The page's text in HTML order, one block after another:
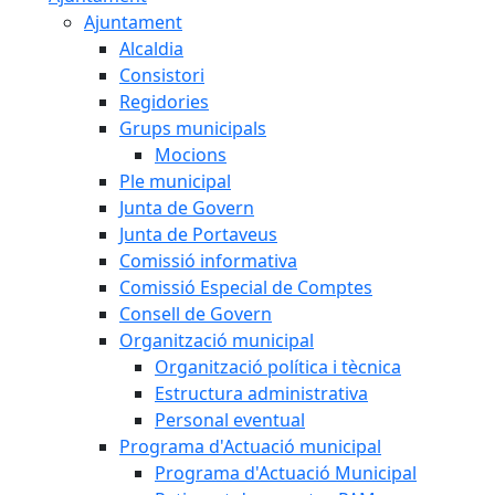
Ajuntament
Alcaldia
Consistori
Regidories
Grups municipals
Mocions
Ple municipal
Junta de Govern
Junta de Portaveus
Comissió informativa
Comissió Especial de Comptes
Consell de Govern
Organització municipal
Organització política i tècnica
Estructura administrativa
Personal eventual
Programa d'Actuació municipal
Programa d'Actuació Municipal